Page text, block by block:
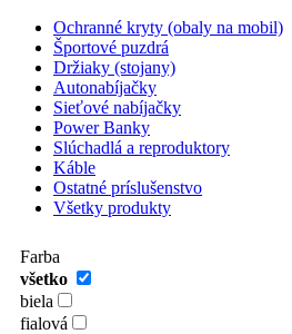
Ochranné kryty (obaly na mobil)
Športové puzdrá
Držiaky (stojany)
Autonabíjačky
Sieťové nabíjačky
Power Banky
Slúchadlá a reproduktory
Káble
Ostatné príslušenstvo
Všetky produkty
Farba
všetko
biela
fialová